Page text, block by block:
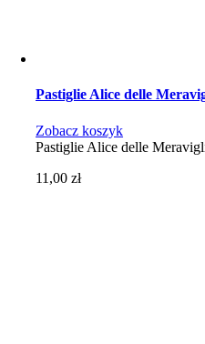
Pastiglie Alice delle
Zobacz koszyk
Pastiglie Alice delle
11,00zł